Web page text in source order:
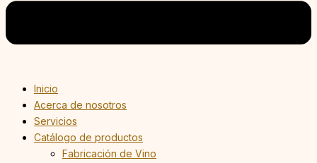
Inicio
Acerca de nosotros
Servicios
Catálogo de productos
Fabricación de Vino